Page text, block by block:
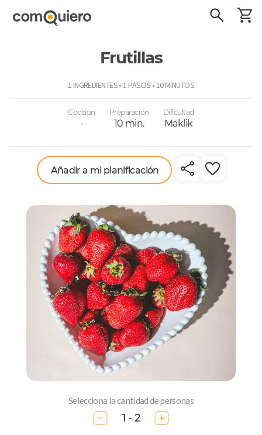
Frutillas
1 INGREDIENTES • 1 PASOS • 10 MINUTOS
Cocción
-
Preparación
10 min.
Dificultad
Maklik
Añadir a mi planificación
Selecciona la cantidad de personas
1 - 2